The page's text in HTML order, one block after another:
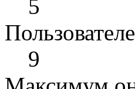
5
9